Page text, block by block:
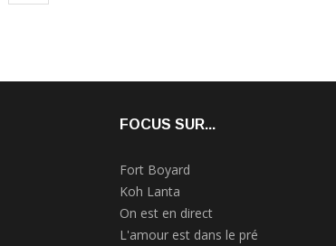
FOCUS SUR...
Fort Boyard
Koh Lanta
On est en direct
L'amour est dans le pré